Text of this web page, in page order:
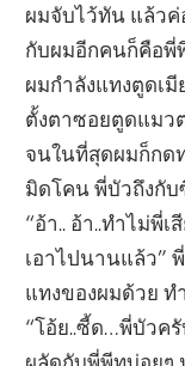
ผมจับไว้ทัน แล้ว
กับผมอีกคนก็คือพี่
ผมกำลังแทงตูดเ
ตั้งตาซอยตูดแมว
จนในที่สุดผมก็กด
มิดโคน พี่บัวถึงกั
“อ้า.. อ้า..ทำไม่พี่
เอาไปนานแล้ว”
แทงของผมด้วย ท
“โอ้ย..ซี้ด…พี่บัวค